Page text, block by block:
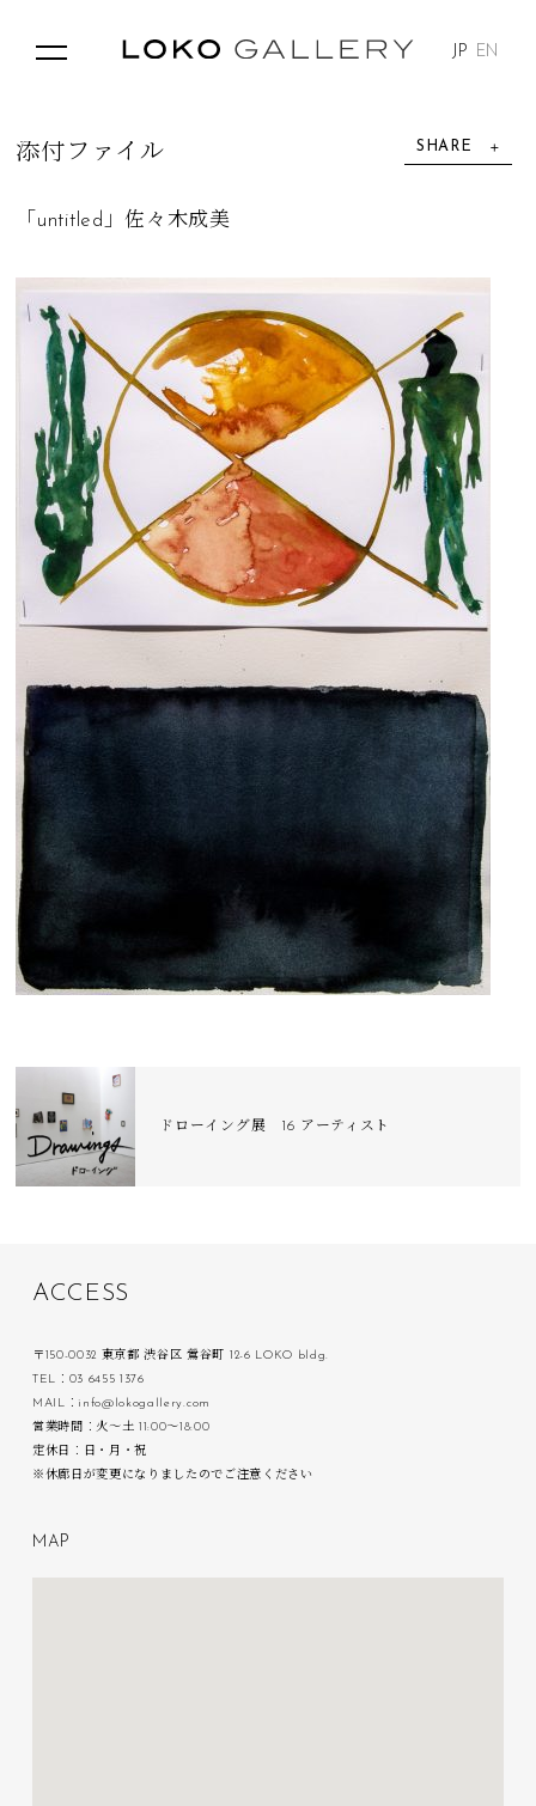
JP EN
SHARE
添付 フ ァ イ ル
「untitled」佐々木成美
ドローイング展 16 アーティスト
ACC ESS
〒150-0032 東京都 渋谷区 鶯谷町 12-6 LOKO bldg.
TEL：03 6455 1376
MAIL：info@lokogallery.com
営業時間：火〜土 11:00〜18:00
定休日：日・月・祝
※休廊日が変更になりましたのでご注意ください
M A P